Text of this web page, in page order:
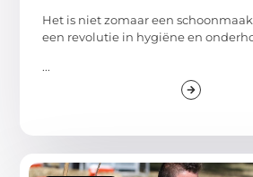
Het is niet zomaar een
een revolutie in hygiëne en
...